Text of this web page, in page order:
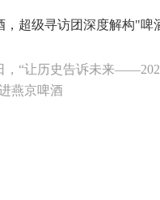
，超级寻访团深度解构"啤
，“让历史告诉未来
燕京啤酒